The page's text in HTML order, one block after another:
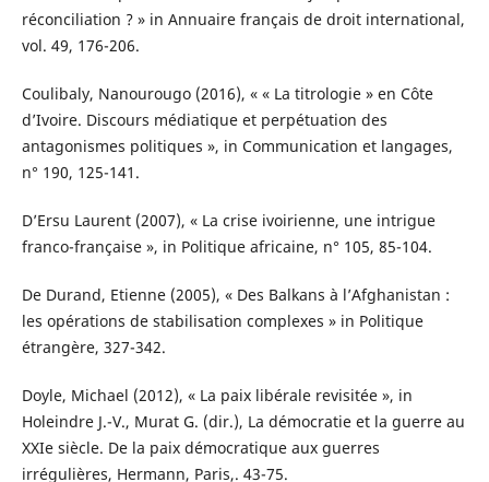
réconciliation ? » in Annuaire français de droit international,
vol. 49, 176-206.
Coulibaly, Nanourougo (2016), « « La titrologie » en Côte
d’Ivoire. Discours médiatique et perpétuation des
antagonismes politiques », in Communication et langages,
n° 190, 125-141.
D’Ersu Laurent (2007), « La crise ivoirienne, une intrigue
franco-française », in Politique africaine, n° 105, 85-104.
De Durand, Etienne (2005), « Des Balkans à l’Afghanistan :
les opérations de stabilisation complexes » in Politique
étrangère, 327-342.
Doyle, Michael (2012), « La paix libérale revisitée », in
Holeindre J.-V., Murat G. (dir.), La démocratie et la guerre au
XXIe siècle. De la paix démocratique aux guerres
irrégulières, Hermann, Paris,. 43-75.